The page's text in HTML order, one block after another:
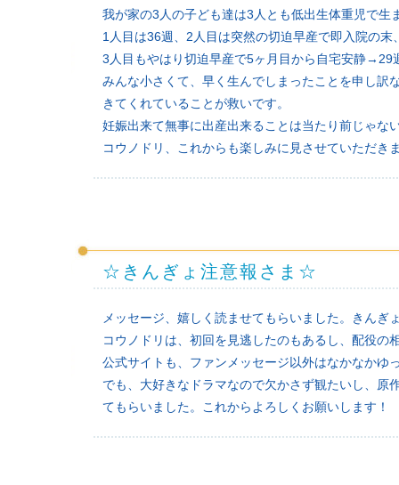
我が家の3人の子ども達は3人とも低出生体重児で生
1人目は36週、2人目は突然の切迫早産で即入院の末
3人目もやはり切迫早産で5ヶ月目から自宅安静→29
みんな小さくて、早く生んでしまったことを申し訳
きてくれていることが救いです。
妊娠出来て無事に出産出来ることは当たり前じゃな
コウノドリ、これからも楽しみに見させていただき
☆きんぎょ注意報さま☆
メッセージ、嬉しく読ませてもらいました。きん
コウノドリは、初回を見逃したのもあるし、配役の
公式サイトも、ファンメッセージ以外はなかなかゆ
でも、大好きなドラマなので欠かさず観たいし、原
てもらいました。これからよろしくお願いします！